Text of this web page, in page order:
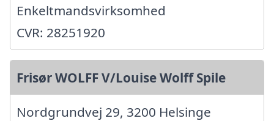
Enkeltmandsvirksomhed
CVR: 28251920
Frisør WOLFF V/Louise Wolff Spile
Nordgrundvej 29, 3200 Helsinge